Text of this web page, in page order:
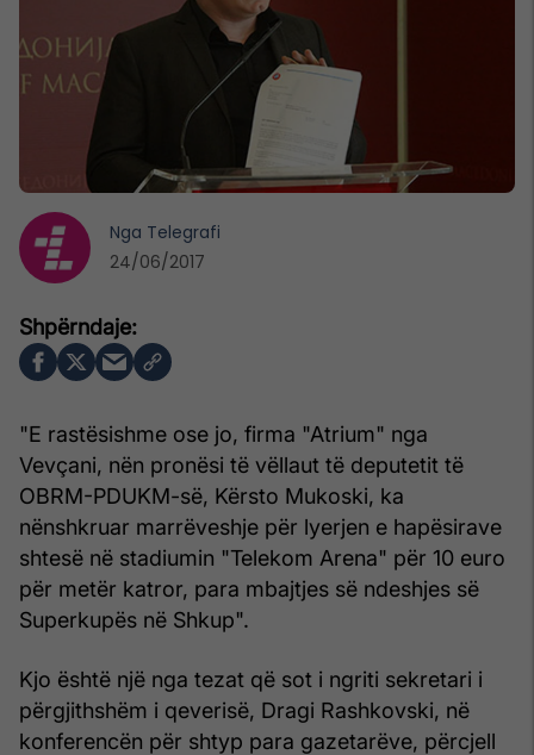
"E rastësishme ose jo, firma "Atrium" nga
Vevçani, nën pronësi të vëllaut të deputetit të
OBRM-PDUKM-së, Kërsto Mukoski, ka
nënshkruar marrëveshje për lyerjen e hapësirave
shtesë në stadiumin "Telekom Arena" për 10 euro
për metër katror, para mbajtjes së ndeshjes së
Superkupës në Shkup".
Kjo është një nga tezat që sot i ngriti sekretari i
përgjithshëm i qeverisë, Dragi Rashkovski, në
konferencën për shtyp para gazetarëve, përcjell
Nga Telegrafi
24/06/2017